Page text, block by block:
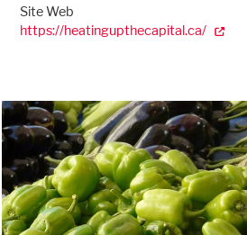
Site Web
https://heatingupthecapital.ca/